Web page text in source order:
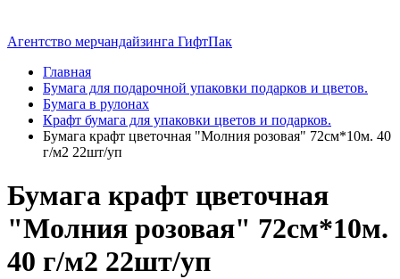
Агентство мерчандайзинга ГифтПак
Главная
Бумага для подарочной упаковки подарков и цветов.
Бумага в рулонах
Крафт бумага для упаковки цветов и подарков.
Бумага крафт цветочная "Молния розовая" 72см*10м. 40
г/м2 22шт/уп
Бумага крафт цветочная
"Молния розовая" 72см*10м.
40 г/м2 22шт/уп